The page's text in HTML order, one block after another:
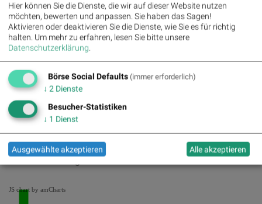
27.02.2026 -7.47%
29.07.2026 -5.09%
Pics
Die letzten 20 Tage der Periode
JS chart by amCharts
Hier können Sie die Dienste, die wir auf dieser Website nutzen
möchten, bewerten und anpassen. Sie haben das Sagen!
Aktivieren oder deaktivieren Sie die Dienste, wie Sie es für richtig
halten. Um mehr zu erfahren, lesen Sie bitte unsere
Datenschutzerklärung.
Börse Social Defaults (immer erforderlich)
↓ 2 Dienste
Besucher-Statistiken
↓ 1 Dienst
Ausgewählte akzeptieren Alle akzeptieren